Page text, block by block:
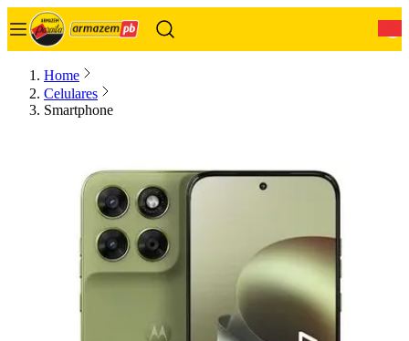
Home
Celulares
Smartphone